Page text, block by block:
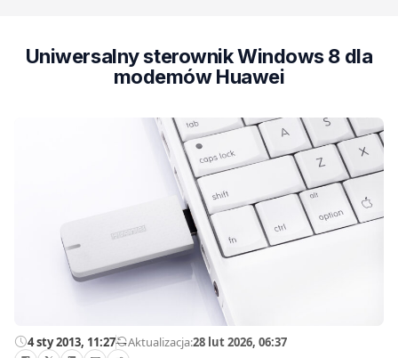
Uniwersalny sterownik Windows 8 dla
modemów Huawei
4 sty 2013, 11:27—Aktualizacja:28 lut 2026, 06:37